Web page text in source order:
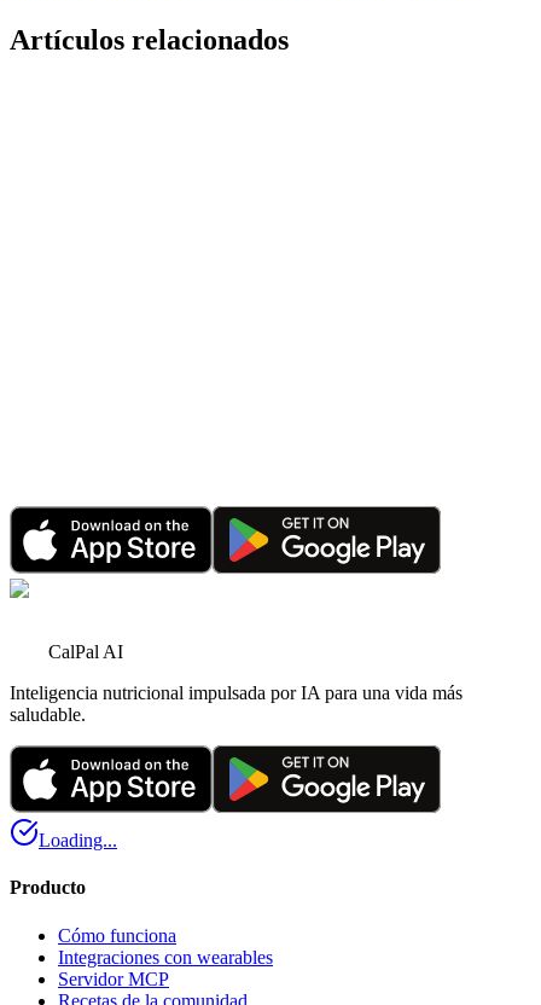
Artículos relacionados
1 ene 2026•6 minutos de lectura
CalPal AI
Inteligencia nutricional impulsada por IA para una vida más
saludable.
Loading...
Producto
Cómo funciona
Integraciones con wearables
Servidor MCP
Recetas de la comunidad